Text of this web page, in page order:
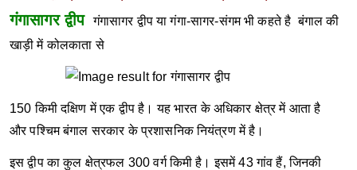
गंगासागर द्वीप
गंगासागर द्वीप या गंगा-सागर-संगम भी कहते है बंगाल की
खाड़ी में कोलकाता से
150 किमी दक्षिण में एक द्वीप है। यह भारत के अधिकार क्षेत्र में आता है
और पश्चिम बंगाल सरकार के प्रशासनिक नियंत्रण में है।
इस द्वीप का कुल क्षेत्रफल 300 वर्ग किमी है। इसमें 43 गांव हैं, जिनकी